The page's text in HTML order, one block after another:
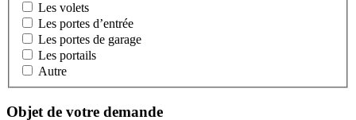
Les volets
Les portes d’entrée
Les portes de garage
Les portails
Autre
Objet de votre demande